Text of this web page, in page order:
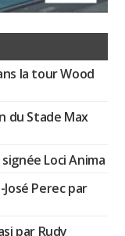
la tour Wood
du Stade Max
Loci Anima
Perec par
par Rudy